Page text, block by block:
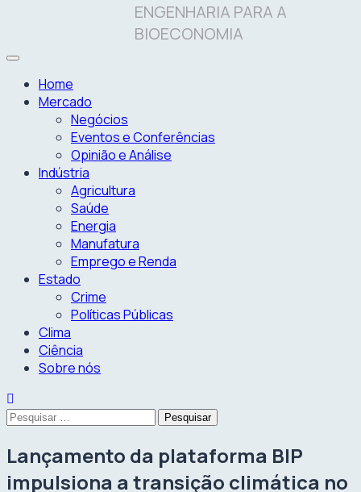
ENGENHARIA PARA A
BIOECONOMIA
Home
Mercado
Negócios
Eventos e Conferências
Opinião e Análise
Indústria
Agricultura
Saúde
Energia
Manufatura
Emprego e Renda
Estado
Crime
Políticas Públicas
Clima
Ciência
Sobre nós
Pesquisar
Lançamento da plataforma BIP
impulsiona a transição climática no